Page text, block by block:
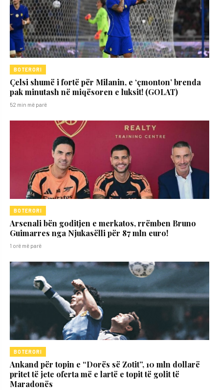
BOTERORI
Çelsi shumë i fortë për Milanin, e ‘çmonton’ brenda
pak minutash në miqësoren e luksit! (GOLAT)
52 min më parë
BOTERORI
Arsenali bën goditjen e merkatos, rrëmben Bruno
Guimarres nga Njukasëlli për 87 mln euro!
1 orë më parë
BOTERORI
Ankand për topin e “Dorës së Zotit”, 10 mln dollarë
pritet të jete oferta më e lartë e topit të golit të
Maradonës